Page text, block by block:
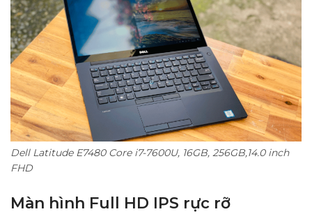
Dell Latitude E7480 Core i7-7600U, 16GB, 256GB,14.0 inch
FHD
Màn hình Full HD IPS rực rỡ